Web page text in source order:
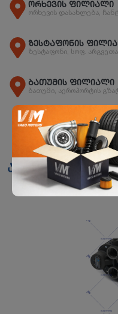
ორხევის ფილიალი
ორხევის დასახლება,
ზესტაფონის
ზესტაფონი, სოფ. არგვეთა
ბათუმის ფილიალი
ბათუმი, აეროპორტის
ანალოგები